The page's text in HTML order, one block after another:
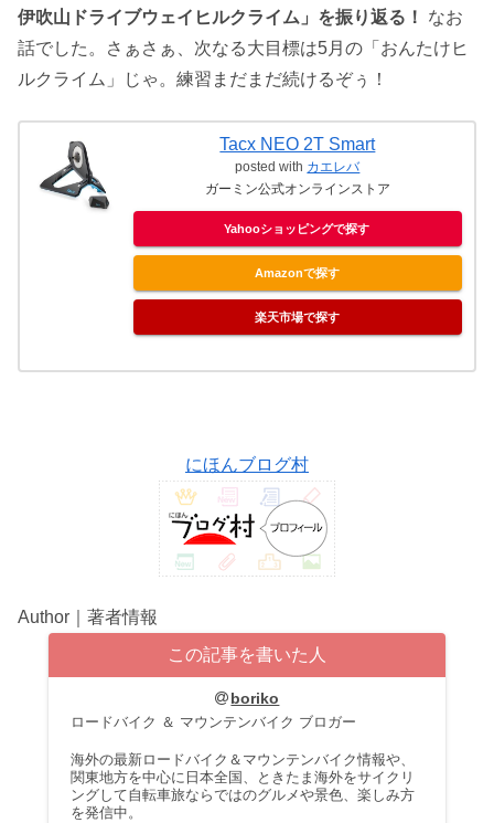
伊吹山ドライブウェイヒルクライム」を振り返る！
なお
話でした。さぁさぁ、次なる大目標は5月の「おんたけヒ
ルクライム」じゃ。練習まだまだ続けるぞぅ！
Tacx NEO 2T Smart
posted with カエレバ
ガーミン公式オンラインストア
Yahooショッピングで探す
Amazonで探す
楽天市場で探す
にほんブログ村
Author｜著者情報
この記事を書いた人
boriko
ロードバイク ＆ マウンテンバイク ブロガー
海外の最新ロードバイク＆マウンテンバイク情報や、
関東地方を中心に日本全国、ときたま海外をサイクリ
ングして自転車旅ならではのグルメや景色、楽しみ方
を発信中。